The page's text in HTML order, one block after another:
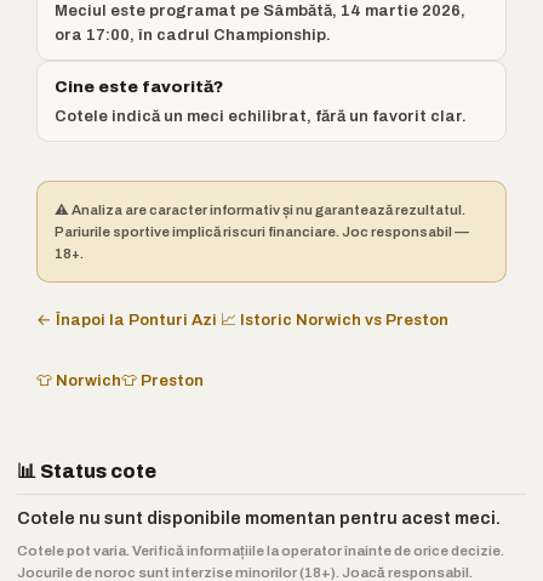
Meciul este programat pe Sâmbătă, 14 martie 2026,
ora 17:00, în cadrul Championship.
Cine este favorită?
Cotele indică un meci echilibrat, fără un favorit clar.
⚠️ Analiza are caracter informativ și nu garantează rezultatul.
Pariurile sportive implică riscuri financiare. Joc responsabil —
18+.
← Înapoi la Ponturi Azi 📈 Istoric Norwich vs Preston
👕 Norwich👕 Preston
📊 Status cote
Cotele nu sunt disponibile momentan pentru acest meci.
Cotele pot varia. Verifică informațiile la operator înainte de orice decizie.
Jocurile de noroc sunt interzise minorilor (18+). Joacă responsabil.